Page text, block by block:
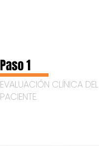
Paso 1
EVALUACIÓN CLÍNICA DEL
PACIENTE.